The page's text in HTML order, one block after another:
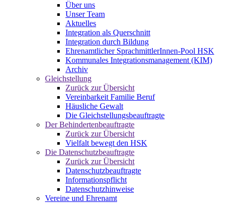
Über uns
Unser Team
Aktuelles
Integration als Querschnitt
Integration durch Bildung
Ehrenamtlicher SprachmittlerInnen-Pool HSK
Kommunales Integrationsmanagement (KIM)
Archiv
Gleichstellung
Zurück zur Übersicht
Vereinbarkeit Familie Beruf
Häusliche Gewalt
Die Gleichstellungsbeauftragte
Der Behindertenbeauftragte
Zurück zur Übersicht
Vielfalt bewegt den HSK
Die Datenschutzbeauftragte
Zurück zur Übersicht
Datenschutzbeauftragte
Informationspflicht
Datenschutzhinweise
Vereine und Ehrenamt